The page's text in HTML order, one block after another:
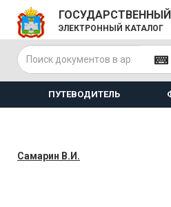
ЭЛЕКТРОННЫЙ КАТАЛОГ
ПУТЕВОДИТЕЛЬ
Самарин В.И.